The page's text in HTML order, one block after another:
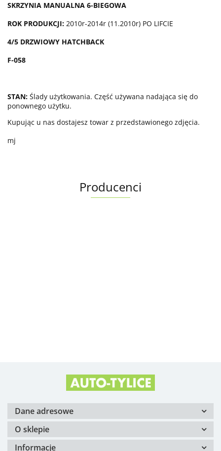
SKRZYNIA MANUALNA 6-BIEGOWA
ROK PRODUKCJI: 2010r-2014r (11.2010r) PO LIFCIE
4/5 DRZWIOWY HATCHBACK
F-058
STAN: Ślady użytkowania. Część używana nadająca się do
ponownego użytku.
Kupując u nas dostajesz towar z przedstawionego zdjęcia.
mj
Producenci
Dane adresowe
O sklepie
Informacje